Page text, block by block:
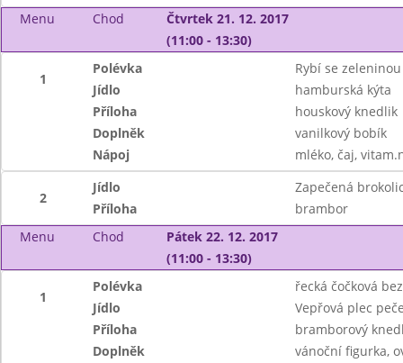
Menu
Chod
Čtvrtek 21. 12. 2017
(11:00 - 13:30)
1
Polévka
Rybí se
Jídlo
hamburská kýta
Příloha
houskový knedlik
Doplněk
vanilkový bobík
Nápoj
mléko, čaj,
2
Jídlo
Zapečená
Příloha
brambor
Menu
Chod
Pátek 22. 12. 2017
(11:00 - 13:30)
1
Polévka
řecká čočková
Jídlo
Vepřová plec
Příloha
bramborový
Doplněk
vánoční figurka,